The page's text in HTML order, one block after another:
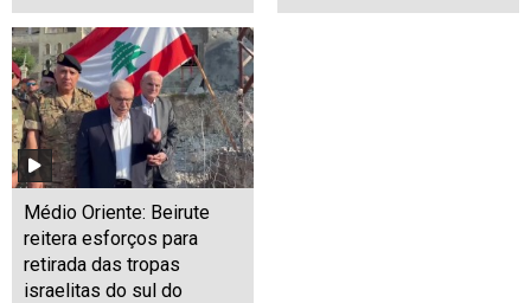
Médio Oriente: Beirute
reitera esforços para
retirada das tropas
israelitas do sul do